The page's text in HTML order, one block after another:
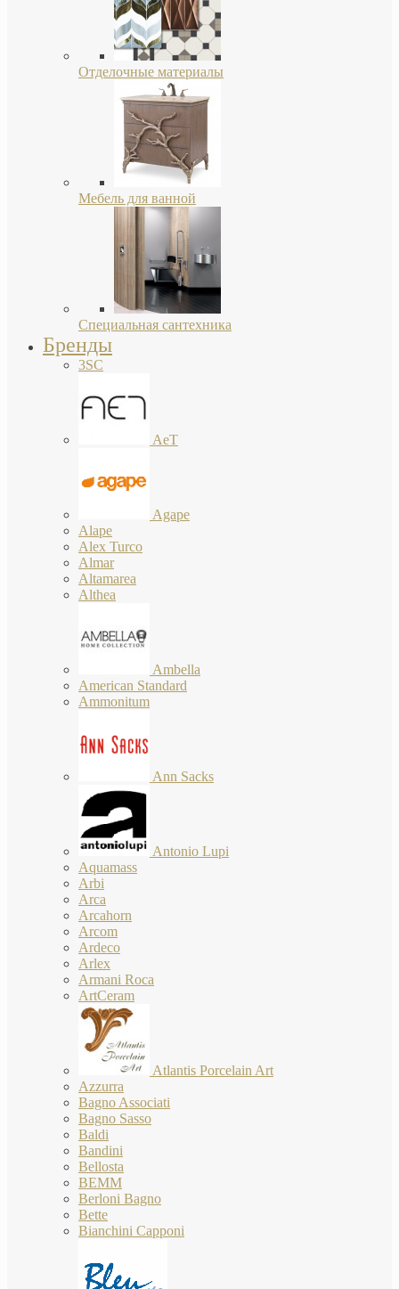
Отделочные материалы
Мебель для ванной
Специальная сантехника
Бренды
3SC
AeT
Agape
Alape
Alex Turco
Almar
Altamarea
Althea
Ambella
American Standard
Ammonitum
Ann Sacks
Antonio Lupi
Aquamass
Arbi
Arca
Arcahorn
Arcom
Ardeco
Arlex
Armani Roca
ArtCeram
Atlantis Porcelain Art
Azzurra
Bagno Associati
Bagno Sasso
Baldi
Bandini
Bellosta
BEMM
Berloni Bagno
Bette
Bianchini Capponi